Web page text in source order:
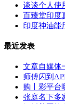
谈谈个人使
百臻堂印度
印度神油能
最近发表
文章自媒体
师傅闪到
购丨彩平台
张庭名下多